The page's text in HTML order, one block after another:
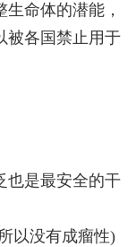
命体的潜能，
被各国禁止用于
也是最安全的干
以没有成瘤性)